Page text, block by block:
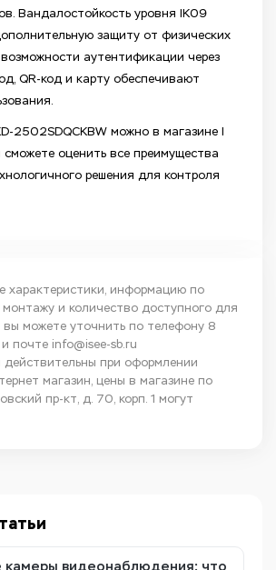
Вандалостойкость уровня IK09
защиту от физических
аутентификации через
QR-код и карту обеспечивают
2502SDQCKBW можно в магазине I
сможете оценить все преимущества
решения для контроля
характеристики, информацию по
монтажу и количество доступного для
вы можете уточнить по телефону 8
и почте info@isee-sb.ru
действительны при оформлении
магазин, цены в магазине по
пр-кт, д. 70, корп. 1 могут
камеры видеонаблюдения: что